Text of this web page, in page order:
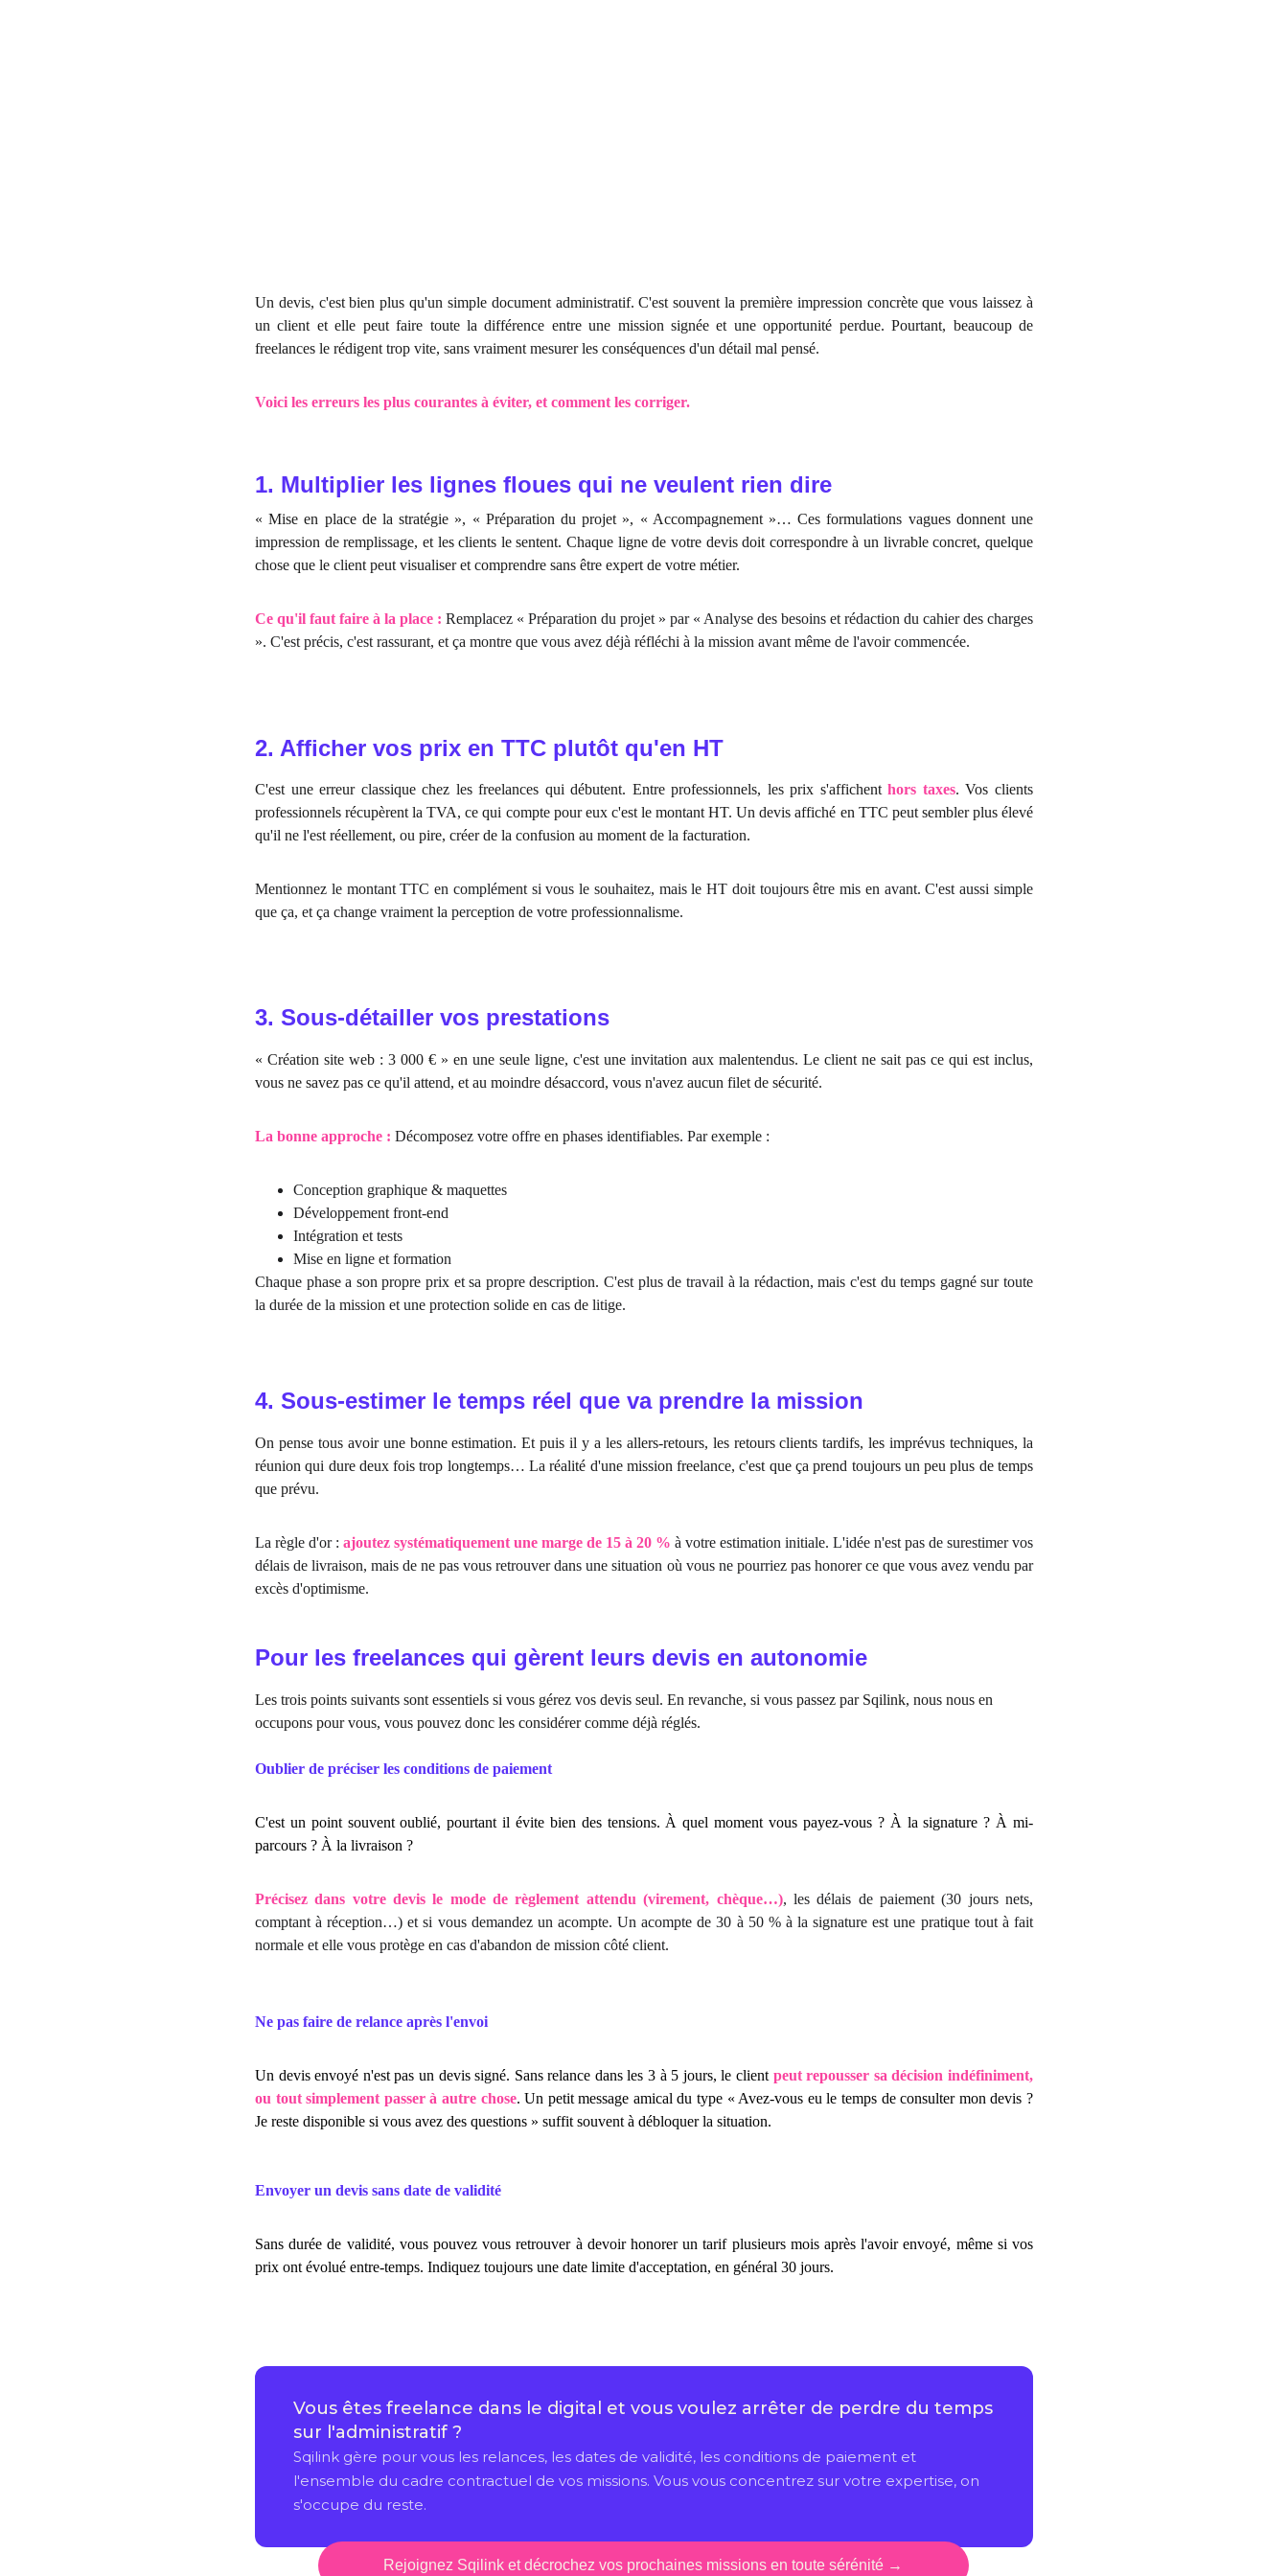
Un devis, c'est bien plus qu'un simple document administratif. C'est souvent la première impression concrète que vous laissez à
un client et elle peut faire toute la différence entre une mission signée et une opportunité perdue. Pourtant, beaucoup de
freelances le rédigent trop vite, sans vraiment mesurer les conséquences d'un détail mal pensé.
Voici les erreurs les plus courantes à éviter, et comment les corriger.
« Mise en place de la stratégie », « Préparation du projet », « Accompagnement »… Ces formulations vagues donnent une
impression de remplissage, et les clients le sentent. Chaque ligne de votre devis doit correspondre à un livrable concret, quelque
chose que le client peut visualiser et comprendre sans être expert de votre métier.
Ce qu'il faut faire à la place : Remplacez « Préparation du projet » par « Analyse des besoins et rédaction du cahier des charges
». C'est précis, c'est rassurant, et ça montre que vous avez déjà réfléchi à la mission avant même de l'avoir commencée.
1. Multiplier les lignes floues qui ne veulent rien dire
2. Afficher vos prix en TTC plutôt qu'en HT
C'est une erreur classique chez les freelances qui débutent. Entre professionnels, les prix s'affichenthors taxes. Vos clients
professionnels récupèrent la TVA, ce qui compte pour eux c'est le montant HT. Un devis affiché en TTC peut sembler plus élevé
qu'il ne l'est réellement, ou pire, créer de la confusion au moment de la facturation.
Mentionnez le montant TTC en complément si vous le souhaitez, mais le HT doit toujours être mis en avant. C'est aussi simple
que ça, et ça change vraiment la perception de votre professionnalisme.
3. Sous-détailler vos prestations
« Création site web : 3 000 € » en une seule ligne, c'est une invitation aux malentendus. Le client ne sait pas ce qui est inclus,
vous ne savez pas ce qu'il attend, et au moindre désaccord, vous n'avez aucun filet de sécurité.
La bonne approche : Décomposez votre offre en phases identifiables. Par exemple :
Conception graphique & maquettes
Développement front-end
Intégration et tests
Mise en ligne et formation
Chaque phase a son propre prix et sa propre description. C'est plus de travail à la rédaction, mais c'est du temps gagné sur toute
la durée de la mission et une protection solide en cas de litige.
4. Sous-estimer le temps réel que va prendre la mission
On pense tous avoir une bonne estimation. Et puis il y a les allers-retours, les retours clients tardifs, les imprévus techniques, la
réunion qui dure deux fois trop longtemps… La réalité d'une mission freelance, c'est que ça prend toujours un peu plus de temps
que prévu.
La règle d'or : ajoutez systématiquement une marge de 15 à 20 % à votre estimation initiale. L'idée n'est pas de surestimer vos
délais de livraison, mais de ne pas vous retrouver dans une situation où vous ne pourriez pas honorer ce que vous avez vendu par
excès d'optimisme.
Pour les freelances qui gèrent leurs devis en autonomie
Les trois points suivants sont essentiels si vous gérez vos devis seul. En revanche, si vous passez par Sqilink, nous nous en
occupons pour vous, vous pouvez donc les considérer comme déjà réglés.
Oublier de préciser les conditions de paiement
C'est un point souvent oublié, pourtant il évite bien des tensions. À quel moment vous payez-vous ? À la signature ? À mi-
parcours ? À la livraison ?
Précisez dans votre devis le mode de règlement attendu (virement, chèque…), les délais de paiement (30 jours nets,
comptant à réception…) et si vous demandez un acompte. Un acompte de 30 à 50 % à la signature est une pratique tout à fait
normale et elle vous protège en cas d'abandon de mission côté client.
Ne pas faire de relance après l'envoi
Un devis envoyé n'est pas un devis signé. Sans relance dans les 3 à 5 jours, le client peut repousser sa décision indéfiniment,
ou tout simplement passer à autre chose. Un petit message amical du type « Avez-vous eu le temps de consulter mon devis ?
Je reste disponible si vous avez des questions » suffit souvent à débloquer la situation.
Envoyer un devis sans date de validité
Sans durée de validité, vous pouvez vous retrouver à devoir honorer un tarif plusieurs mois après l'avoir envoyé, même si vos
prix ont évolué entre-temps. Indiquez toujours une date limite d'acceptation, en général 30 jours.
Rejoignez Sqilink et décrochez vos prochaines missions en toute sérénité →